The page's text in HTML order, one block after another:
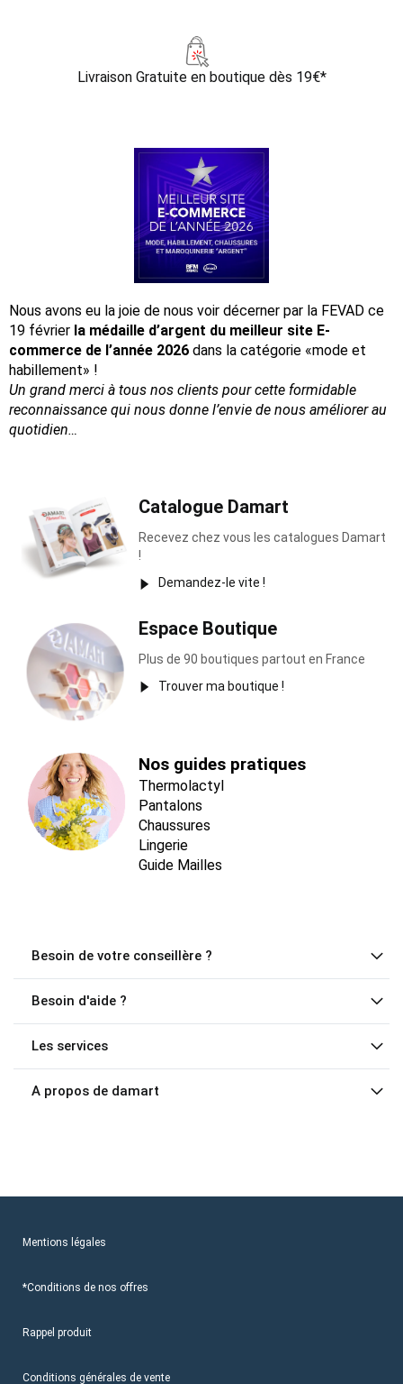
Livraison Gratuite en boutique dès 19€*
Nous avons eu la joie de nous voir décerner par la FEVAD ce
19 février la médaille d’argent du meilleur site E-
commerce de l’année 2026 dans la catégorie «mode et
habillement» !
Un grand merci à tous nos clients pour cette formidable
reconnaissance qui nous donne l’envie de nous améliorer au
quotidien…
Catalogue Damart
Recevez chez vous les catalogues Damart
!
Demandez-le vite !
Espace Boutique
Plus de 90 boutiques partout en France
Trouver ma boutique !
Nos guides pratiques
Thermolactyl
Pantalons
Chaussures
Lingerie
Guide Mailles
Besoin de votre conseillère ?
Besoin d'aide ?
Les services
A propos de damart
Mentions légales
*Conditions de nos offres
Rappel produit
Conditions générales de vente